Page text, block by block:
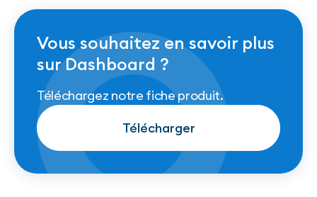
Vous souhaitez en savoir plus
sur Dashboard ?
Téléchargez notre fiche produit.
Télécharger
Télécharger